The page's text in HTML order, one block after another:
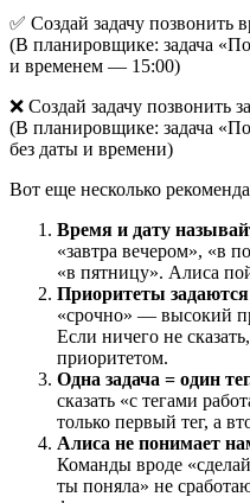
✅ Создай задачу позвонить
(В планировщике: задача
и временем — 15:00)
❌ Создай задачу позвонить
(В планировщике: задача
без даты и времени)
Вот еще несколько
Время и дату
«завтра вечером», «в
«в пятницу». Алиса
Приоритеты
«срочно» — высокий
Если ничего не
приоритетом.
Одна задача = один
сказать «с тегами
только первый тег, а
Алиса не понимает
Команды вроде
ты поняла» не